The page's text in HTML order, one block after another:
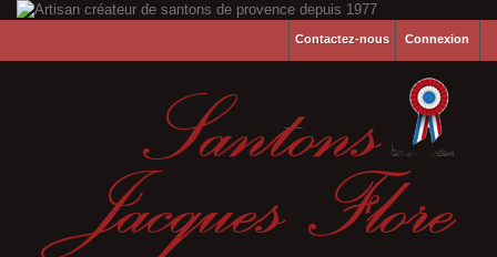
Connexion
Contactez-nous